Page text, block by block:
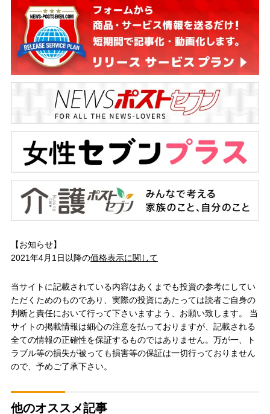
【お知らせ】
2021年4月1日以降の価格表示に関して
当サイトに記載されている内容はあくまでも投資の参考にしてい
ただくためのものであり、実際の投資にあたっては読者ご自身の
判断と責任において行って下さいますよう、お願い致します。 当
サイトの掲載情報は細心の注意を払っておりますが、記載される
全ての情報の正確性を保証するものではありません。万が一、ト
ラブル等の損失が被っても損害等の保証は一切行っておりません
ので、予めご了承下さい。
他のオススメ記事